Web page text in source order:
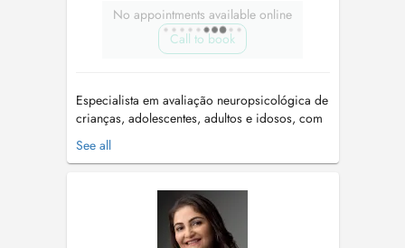
No appointments available online
Call to book
Especialista em avaliação neuropsicológica de
crianças, adolescentes, adultos e idosos, com
16 anos de experiência em Psicologia Clínica.
Avaliação neuropsicológica para investigação
Atenção/Hiperatividade (TDAH). Transtornos
Específicos da Aprendizagem (Dislexi...
See all